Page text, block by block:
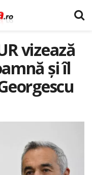
vizează
și îl